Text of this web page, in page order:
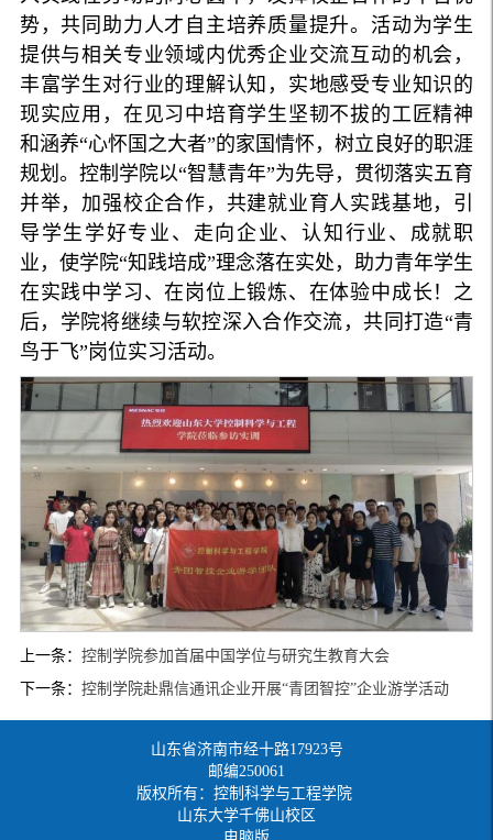
势，共同助力人才自主培养质量提升。活动为学生
提供与相关专业领域内优秀企业交流互动的机会，
丰富学生对行业的理解认知，实地感受专业知识的
现实应用，在见习中培育学生坚韧不拔的工匠精神
和涵养“心怀国之大者”的家国情怀，树立良好的职涯
规划。控制学院以“智慧青年”为先导，贯彻落实五育
并举，加强校企合作，共建就业育人实践基地，引
导学生学好专业、走向企业、认知行业、成就职
业，使学院“知践培成”理念落在实处，助力青年学生
在实践中学习、在岗位上锻炼、在体验中成长！之
后，学院将继续与软控深入合作交流，共同打造“青
鸟于飞”岗位实习活动。
上一条： 控制学院参加首届中国学位与研究生教育大会
下一条： 控制学院赴鼎信通讯企业开展“青团智控”企业游学活动
山东省济南市经十路17923号
邮编250061
版权所有：控制科学与工程学院
山东大学千佛山校区